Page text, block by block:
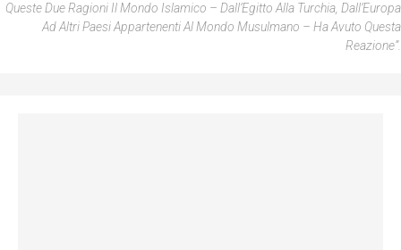
Queste Due Ragioni Il Mondo Islamico – Dall’Egitto Alla Turchia, Dall’Europa
Ad Altri Paesi Appartenenti Al Mondo Musulmano – Ha Avuto Questa
Reazione”.